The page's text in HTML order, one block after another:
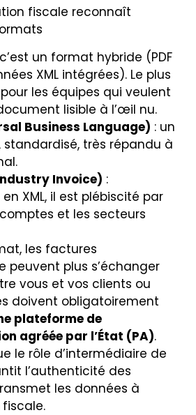
fiscale reconnaît
un format hybride (PDF
XML intégrées). Le plus
les équipes qui veulent
lisible à l’œil nu.
Business Language) : un
standardisé, très répandu à
Invoice) :
XML, il est plébiscité par
et les secteurs
les factures
peuvent plus s’échanger
vous et vos clients ou
doivent obligatoirement
plateforme de
agréée par l’État (PA).
le rôle d’intermédiaire de
l’authenticité des
les données à